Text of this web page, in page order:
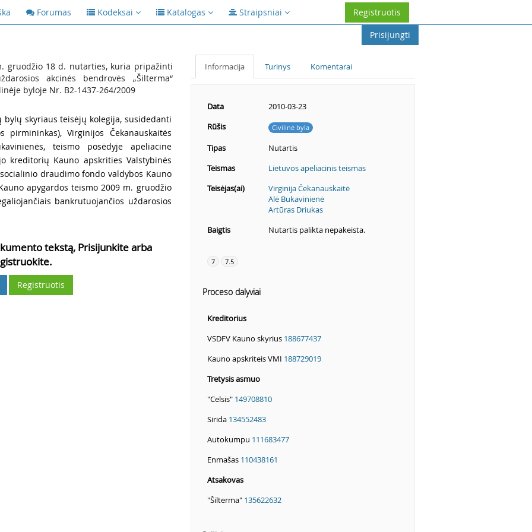
Forumas Kodeksai Katalogas Straipsniai
Registruotis
Prisijungti
gruodžio 18 d. nutarties, kuria pripažinti
akcinės bendrovės „Šilterma“
byloje Nr. B2-1437-264/2009
skyriaus teisėjų kolegija, susidedanti
Virginijos Čekanauskaitės
teismo posėdyje apeliacine
kreditorių Kauno apskrities Valstybinės
draudimo fondo valdybos Kauno
apygardos teismo 2009 m. gruodžio
bankrutuojančios uždarosios
tekstą, Prisijunkite arba
Registruotis
Informacija Turinys Komentarai
Data
2010-03-23
Rūšis
Civilinė byla
Tipas
Nutartis
Teismas
Lietuvos apeliacinis teismas
Teisėjas(ai)
Virginija Čekanauskaitė
Alė Bukavinienė
Artūras Driukas
Baigtis
Nutartis palikta nepakeista.
7 7.5
Proceso dalyviai
Kreditorius
VSDFV Kauno skyrius 188677437
Kauno apskriteis VMI 188729019
Tretysis asmuo
"Celsis" 149708810
Sirida 134552483
Autokumpu 111683477
Enmašas 110438161
Atsakovas
"Šilterma" 135622632